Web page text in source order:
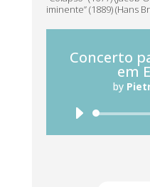
iminente” (1889) (Hans
Concerto
em
by